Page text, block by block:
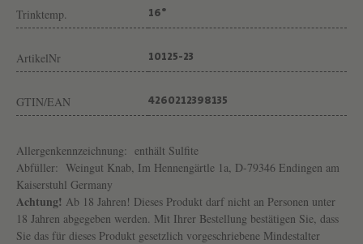
Trinktemp. 16°
ArtikelNr 10125-23
GTIN/EAN 4260212398135
Allergenkennzeichnung: enthält Sulfite
Abfüller: Weingut Knab, Im Hennengärtle 1a, D-79346 Endingen am
Kaiserstuhl Germany
Achtung! Ab 18 Jahren! Dieses Produkt darf nicht an Personen unter
18 Jahren abgegeben werden. Mit Ihrer Bestellung bestätigen Sie, dass
Sie das für dieses Produkt gesetzlich vorgeschriebene Mindestalter